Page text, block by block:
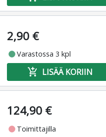
2,90 €
fiber_manual_recordVarastossa 3 kpl
add_shopping_cart LISÄÄ KORIIN
124,90 €
fiber_manual_record Toimittajilla